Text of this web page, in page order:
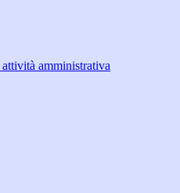
amministrativa